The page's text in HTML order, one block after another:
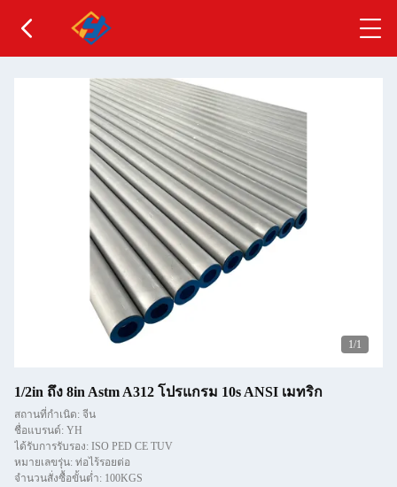
1/1
1/2in ถึง 8in Astm A312 โปรแกรม 10s ANSI เมทริก
สถานที่กำเนิด: จีน
ชื่อแบรนด์: YH
ได้รับการรับรอง: ISO PED CE TUV
หมายเลขรุ่น: ท่อไร้รอยต่อ
จำนวนสั่งซื้อขั้นต่ำ: 100KGS